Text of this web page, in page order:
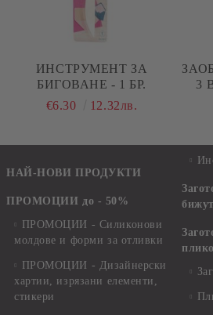
ИНСТРУМЕНТ ЗА
БИГОВАНЕ - 1 БР.
€6.30
12.32лв.
3
НАЙ-НОВИ ПРОДУКТИ
ПРОМОЦИИ до - 50%
ПРОМОЦИИ - Силиконови
молдове и форми за отливки
ПРОМОЦИИ - Дизайнерски
хартии, изрязани елементи,
стикери